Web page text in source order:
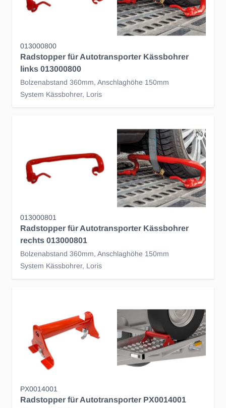
013000800
Radstopper für Autotransporter Kässbohrer
links 013000800
Bolzenabstand 360mm, Anschlaghöhe 150mm
System Kässbohrer, Loris
013000801
Radstopper für Autotransporter Kässbohrer
rechts 013000801
Bolzenabstand 360mm, Anschlaghöhe 150mm
System Kässbohrer, Loris
PX0014001
Radstopper für Autotransporter PX0014001